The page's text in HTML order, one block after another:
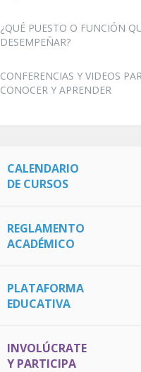
¿QUÉ PUESTO O FUNCIÓN
DESEMPEÑAR?
CONFERENCIAS Y VIDEOS
CONOCER Y APRENDER
CALENDARIO
DE CURSOS
REGLAMENTO
ACADÉMICO
PLATAFORMA
EDUCATIVA
INVOLÚCRATE
Y PARTICIPA